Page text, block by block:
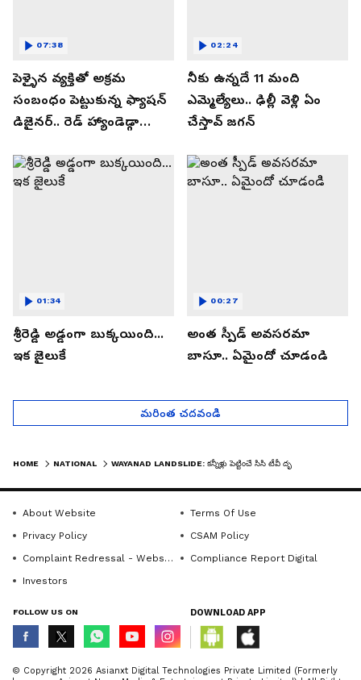
పెళ్ళైన వ్యక్తితో అక్రమ
సంబంధం పెట్టుకున్న ఫ్యాషన్
డిజైనర్.. రెడ్ హ్యాండెడ్గా
07:38
నీకు ఉన్నదే 11 మంది
ఎమ్మెల్యేలు.. ఢిల్లీ వెళ్లి ఏం
చేస్తావ్ జగన్
02:24
శ్రీరెడ్డి అడ్డంగా బుక్కయింది...
ఇక జైలుకే
01:34
అంత స్పీడ్ అవసరమా
బాసూ.. ఏమైందో చూడండి
00:27
మరింత చదవండి
HOME NATIONAL
About Website
Terms Of Use
Privacy Policy
CSAM Policy
Complaint Redressal - Website
Compliance Report Digital
Investors
FOLLOW US ON DOWNLOAD APP
© Copyright 2026 Asianxt Digital Technologies Private Limited (Formerly